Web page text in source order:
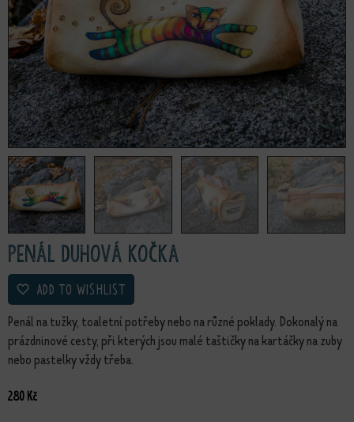
Penál Duhová kočka
ADD TO WISHLIST
Penál na tužky, toaletní potřeby nebo na různé poklady. Dokonalý na
prázdninové cesty, při kterých jsou malé taštičky na kartáčky na zuby
nebo pastelky vždy třeba.
280 Kč